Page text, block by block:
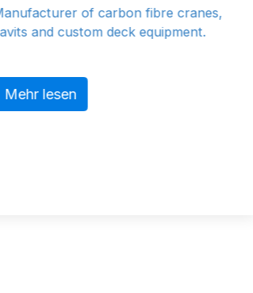
of carbon fibre cranes,
and custom deck equipment.
lesen